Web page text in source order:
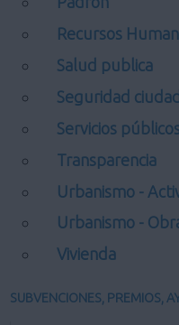
Recursos
Salud publica
Seguridad
Servicios
Transparencia
Urbanismo -
Urbanismo -
Vivienda
SUBVENCIONES, PREMIOS,